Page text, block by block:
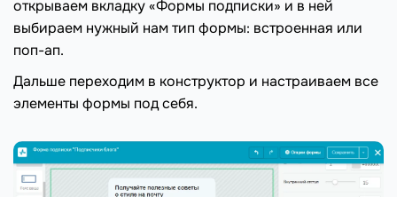
открываем вкладку «Формы подписки» и в ней
выбираем нужный нам тип формы: встроенная или
поп-ап.
Дальше переходим в конструктор и настраиваем все
элементы формы под себя.